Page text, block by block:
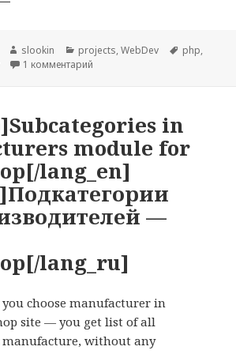
Автор
slookin Рубрики
projects,WebDev Метки
php,
1 комментарий
in
module for
lang_en]
—
lang_ru]
choose manufacturer in
site — you get list of all
manufacture, without any